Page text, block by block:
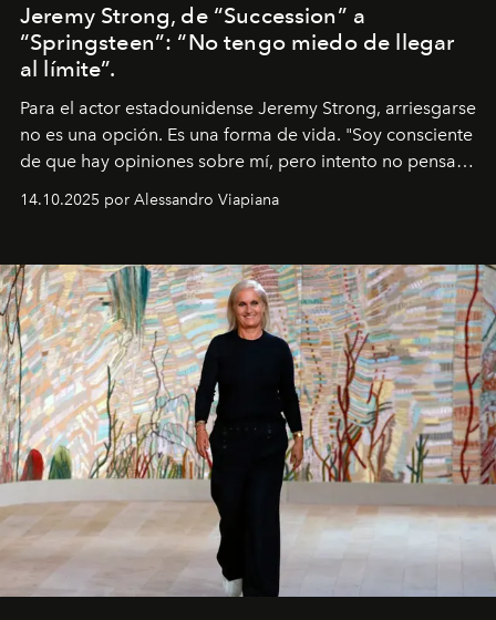
Jeremy Strong, de “Succession” a
“Springsteen”: “No tengo miedo de llegar
al límite”.
Para el actor estadounidense Jeremy Strong, arriesgarse
no es una opción. Es una forma de vida. "Soy consciente
de que hay opiniones sobre mí, pero intento no pensar
pérdida de tiempo", afirma.
14.10.2025 por Alessandro Viapiana